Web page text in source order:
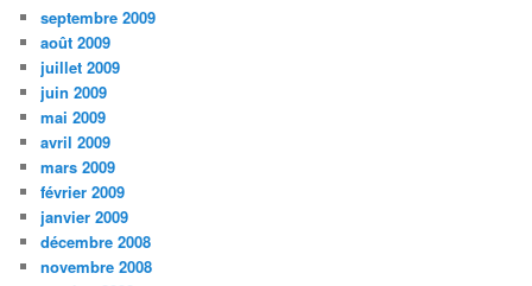
septembre 2009
août 2009
juillet 2009
juin 2009
mai 2009
avril 2009
mars 2009
février 2009
janvier 2009
décembre 2008
novembre 2008